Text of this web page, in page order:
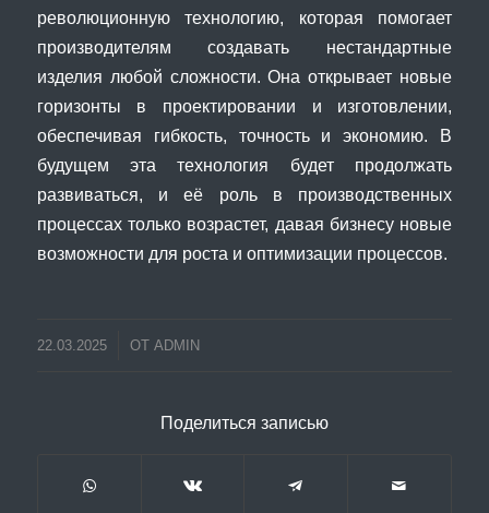
революционную технологию, которая помогает
производителям создавать нестандартные
изделия любой сложности. Она открывает новые
горизонты в проектировании и изготовлении,
обеспечивая гибкость, точность и экономию. В
будущем эта технология будет продолжать
развиваться, и её роль в производственных
процессах только возрастет, давая бизнесу новые
возможности для роста и оптимизации процессов.
22.03.2025 ОТ ADMIN
Поделиться записью